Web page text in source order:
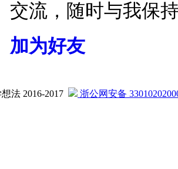
交流，随时与我保
加为好友
法 2016-2017 浙公网安备